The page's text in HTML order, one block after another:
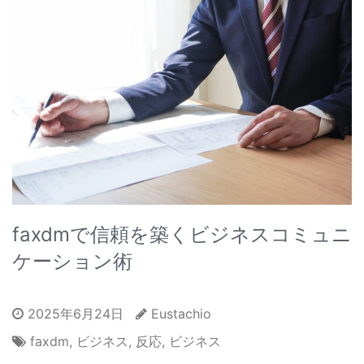
faxdmで信頼を築くビジネスコミュニ
ケーション術
2025年6月24日
Eustachio
faxdm, ビジネス , 反応, ビジネス